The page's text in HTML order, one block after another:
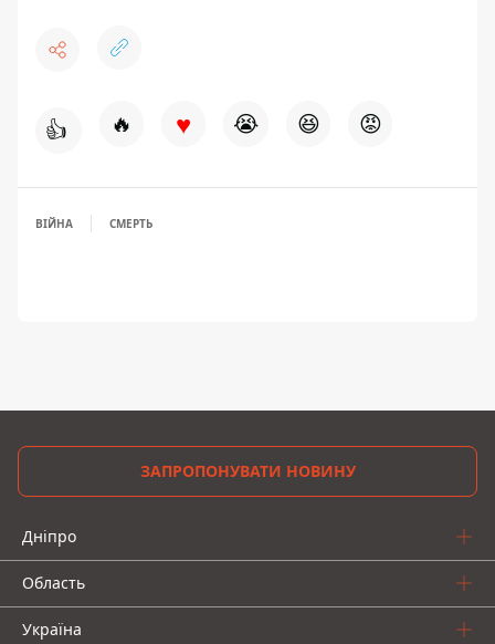
👍 🔥 ♥ 😭 😆 😡
ВІЙНА СМЕРТЬ
ЗАПРОПОНУВАТИ НОВИНУ
Дніпро
Область
Україна